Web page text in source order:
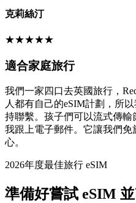
克莉絲汀
★★★★★
適合家庭旅行
我們一家四口去英國旅行，
人都有自己的eSIM計劃，所
持聯繫。孩子們可以流式傳輸
我跟上電子郵件。它讓我們
心。
2026年度最佳旅行 eSIM
準備好嘗試 eSIM